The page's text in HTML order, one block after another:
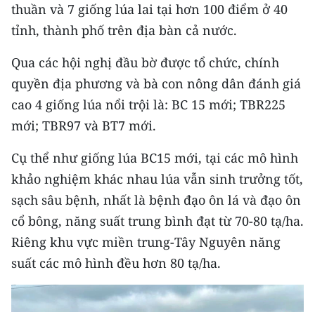
CHƯƠNG TRÌNH OCOP - MỖI XÃ
MỘT SẢN PHẨM
RADIO
MEDIA CENTER
E-Magazine
Video
Media Chính trị
Media Kinh tế
Media Văn hóa
Media Xã hội
thuần và 7 giống lúa lai tại hơn 100 điểm ở 40
tỉnh, thành phố trên địa bàn cả nước.
Qua các hội nghị đầu bờ được tổ chức, chính
quyền địa phương và bà con nông dân đánh giá
cao 4 giống lúa nổi trội là: BC 15 mới; TBR225
mới; TBR97 và BT7 mới.
Cụ thể như giống lúa BC15 mới, tại các mô hình
khảo nghiệm khác nhau lúa vẫn sinh trưởng tốt,
sạch sâu bệnh, nhất là bệnh đạo ôn lá và đạo ôn
cổ bông, năng suất trung bình đạt từ 70-80 tạ/ha.
Riêng khu vực miền trung-Tây Nguyên năng
suất các mô hình đều hơn 80 tạ/ha.